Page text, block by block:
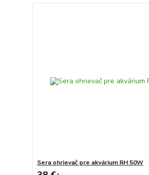
Sera ohrievač pre akvárium RH 50W